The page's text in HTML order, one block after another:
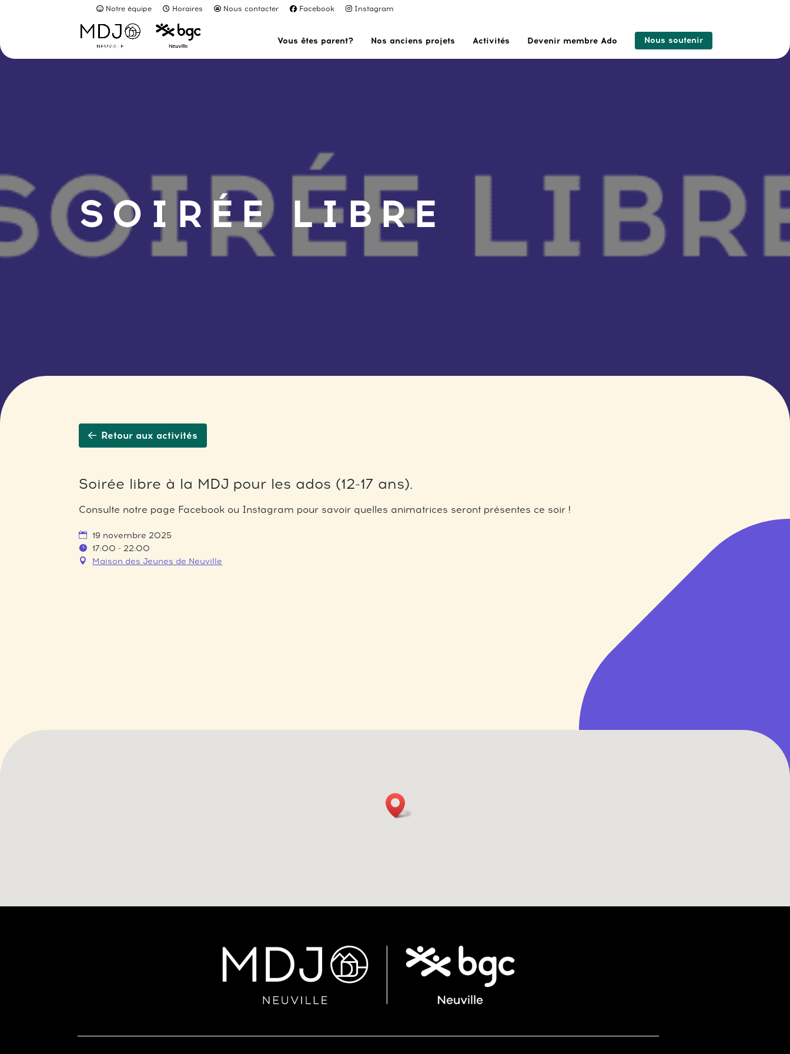
Notre équipe Horaires Nous contacter Facebook Instagram
Vous êtes parent? Nos anciens projets Activités Devenir membre Ado Nous soutenir
SOIRÉE LIBRE
Retour aux activités
Soirée libre à la MDJ pour les ados (12-17 ans).
Consulte notre page Facebook ou Instagram pour savoir quelles animatrices seront présentes ce soir !
19 novembre 2025
17:00 - 22:00
Maison des Jeunes de Neuville